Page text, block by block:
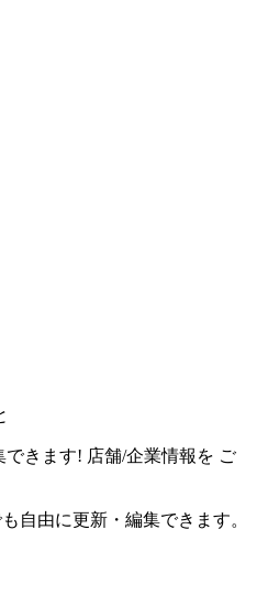
できます! 店舗/企業情報を ご
自由に更新・編集できます。